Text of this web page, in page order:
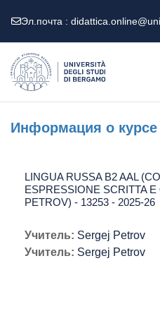
Эл.почта :
Информация о курсе
LINGUA RUSSA B2 AAL
ESPRESSIONE SCRITTA
PETROV) - 13253 - 2025-26
Учитель: Sergej Petrov
Учитель: Sergej Petrov